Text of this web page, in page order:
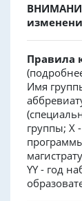
Правила
Имя
группы; X
YY - год